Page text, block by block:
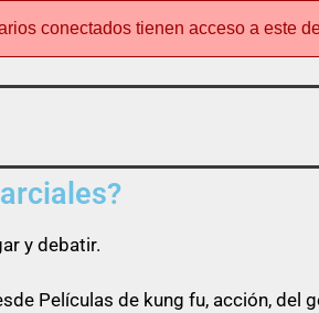
conectados tienen acceso a este
y debatir.
Películas de kung fu, acción, del